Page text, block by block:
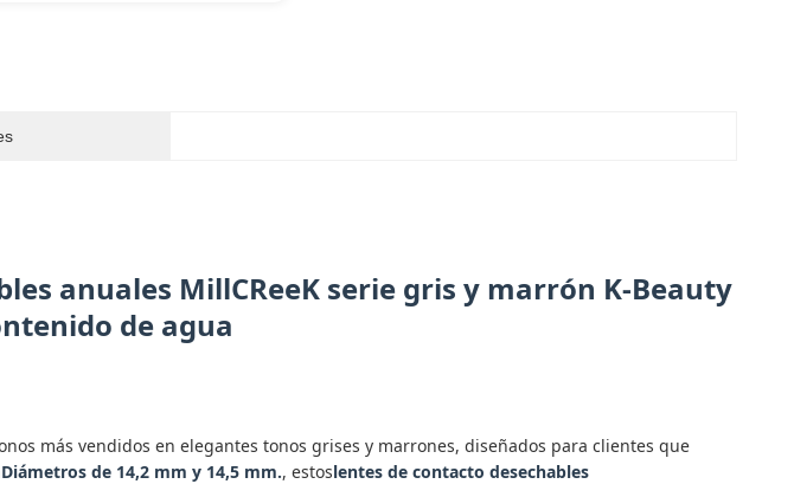
anuales MillCReeK serie gris y marrón K-Beauty
de agua
más vendidos en elegantes tonos grises y marrones, diseñados para clientes que
Diámetros de 14,2 mm y 14,5 mm., estoslentes de contacto desechables